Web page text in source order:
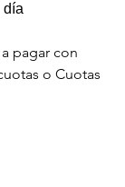
día
pagar con
o Cuotas